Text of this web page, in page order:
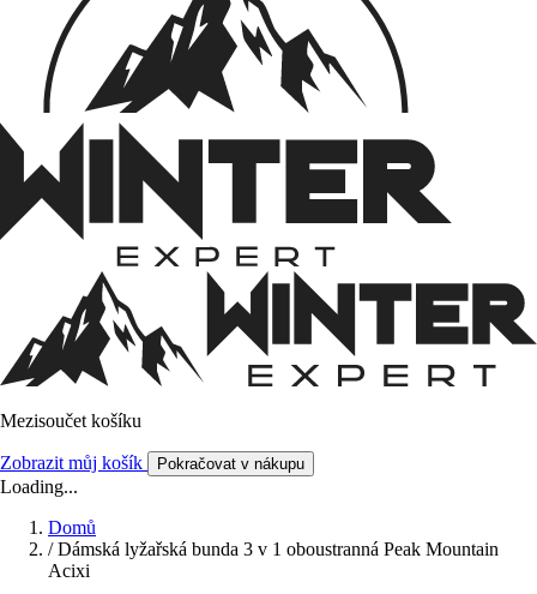
Mezisoučet košíku
Zobrazit můj košík Pokračovat v nákupu
Loading...
Domů
/ Dámská lyžařská bunda 3 v 1 oboustranná Peak Mountain
Acixi